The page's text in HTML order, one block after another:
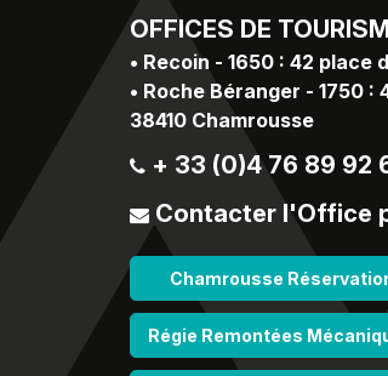
OFFICES DE
• Recoin - 1650 : 42 place
• Roche Béranger - 1750 :
38410 Chamrousse
+ 33 (0)4 76 89 92
Contacter l'Office
Chamrousse
Régie Remontées